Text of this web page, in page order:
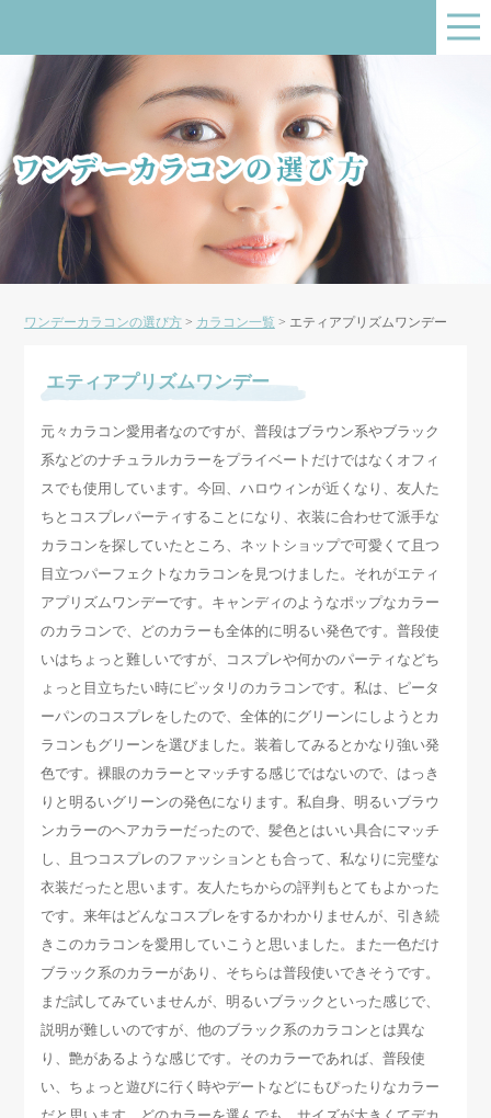
ワンデーカラコンの選び方> カラコン一覧 > エティアプリズムワンデー
エティアプリズムワンデー
元々カラコン愛用者なのですが、普段はブラウン系やブラック
系などのナチュラルカラーをプライベートだけではなくオフィ
スでも使用しています。今回、ハロウィンが近くなり、友人た
ちとコスプレパーティすることになり、衣装に合わせて派手な
カラコンを探していたところ、ネットショップで可愛くて且つ
目立つパーフェクトなカラコンを見つけました。それがエティ
アプリズムワンデーです。キャンディのようなポップなカラー
のカラコンで、どのカラーも全体的に明るい発色です。普段使
いはちょっと難しいですが、コスプレや何かのパーティなどち
ょっと目立ちたい時にピッタリのカラコンです。私は、ピータ
ーパンのコスプレをしたので、全体的にグリーンにしようとカ
ラコンもグリーンを選びました。装着してみるとかなり強い発
色です。裸眼のカラーとマッチする感じではないので、はっき
りと明るいグリーンの発色になります。私自身、明るいブラウ
ンカラーのヘアカラーだったので、髪色とはいい具合にマッチ
し、且つコスプレのファッションとも合って、私なりに完璧な
衣装だったと思います。友人たちからの評判もとてもよかった
です。来年はどんなコスプレをするかわかりませんが、引き続
きこのカラコンを愛用していこうと思いました。また一色だけ
ブラック系のカラーがあり、そちらは普段使いできそうです。
まだ試してみていませんが、明るいブラックといった感じで、
説明が難しいのですが、他のブラック系のカラコンとは異な
り、艶があるような感じです。そのカラーであれば、普段使
い、ちょっと遊びに行く時やデートなどにもぴったりなカラー